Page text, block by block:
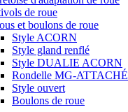
de roue
et boulons de roue
Style ACORN
Style gland renflé
Style DUALIE ACORN
Rondelle MG-
Style ouvert
Boulons de roue